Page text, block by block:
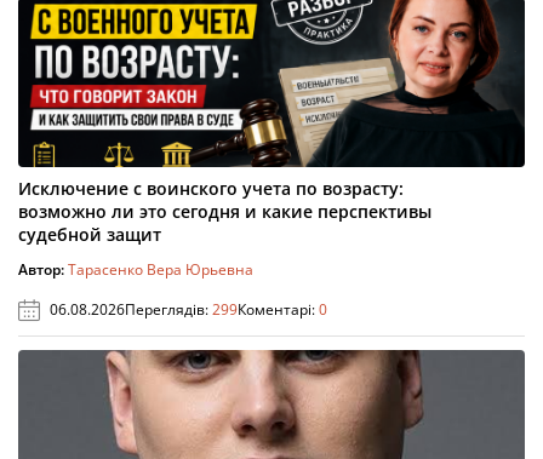
Исключение с воинского учета по возрасту:
возможно ли это сегодня и какие перспективы
судебной защит
Автор:Тарасенко Вера Юрьевна
06.08.2026Переглядів:299Коментарі:0